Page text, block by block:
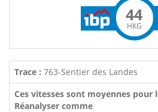
44
HKG
Trace : 763-Sentier des Landes
Ces vitesses sont moyennes pour
Réanalyser comme